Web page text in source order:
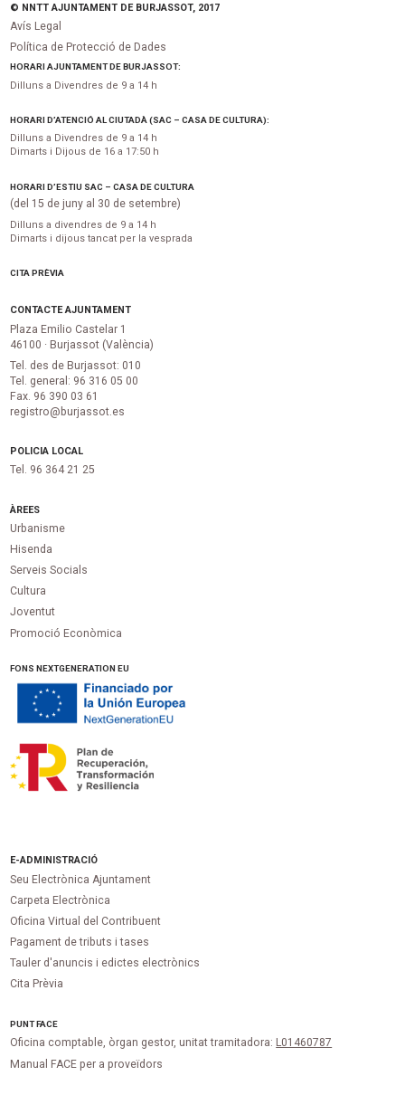
© NNTT AJUNTAMENT DE BURJASSOT, 2017
Avís Legal
Política de Protecció de Dades
HORARI AJUNTAMENT DE BURJASSOT:
Dilluns a Divendres de 9 a 14 h
HORARI D’ATENCIÓ AL CIUTADÀ (SAC – CASA DE CULTURA):
Dilluns a Divendres de 9 a 14 h
Dimarts i Dijous de 16 a 17:50 h
HORARI D’ESTIU SAC – CASA DE CULTURA
(del 15 de juny al 30 de setembre)
Dilluns a divendres de 9 a 14 h
Dimarts i dijous tancat per la vesprada
CITA PRÈVIA
CONTACTE AJUNTAMENT
Plaza Emilio Castelar 1
46100 · Burjassot (València)
Tel. des de Burjassot: 010
Tel. general: 96 316 05 00
Fax. 96 390 03 61
registro@burjassot.es
POLICIA LOCAL
Tel. 96 364 21 25
ÀREES
Urbanisme
Hisenda
Serveis Socials
Cultura
Joventut
Promoció Econòmica
FONS NEXTGENERATION EU
E-ADMINISTRACIÓ
Seu Electrònica Ajuntament
Carpeta Electrònica
Oficina Virtual del Contribuent
Pagament de tributs i tases
Tauler d'anuncis i edictes electrònics
Cita Prèvia
PUNTFACE
Oficina comptable, òrgan gestor, unitat tramitadora: L01460787
Manual FACE per a proveïdors